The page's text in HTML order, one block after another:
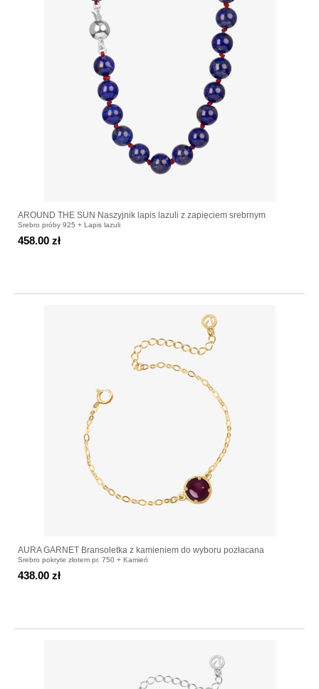
AROUND THE SUN Naszyjnik lapis lazuli z zapięciem srebrnym
Srebro próby 925 + Lapis lazuli
458.00 zł
AURA GARNET Bransoletka z kamieniem do wyboru pozłacana
Srebro pokryte złotem pr. 750 + Kamień
438.00 zł